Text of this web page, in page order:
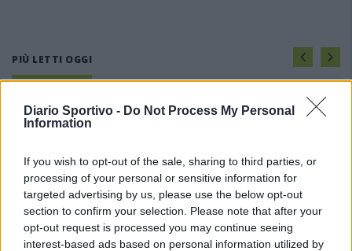
Diario Sportivo - Do Not Process My Personal
Information
If you wish to opt-out of the sale, sharing to third parties, or
processing of your personal or sensitive information for
targeted advertising by us, please use the below opt-out
section to confirm your selection. Please note that after your
opt-out request is processed you may continue seeing
interest-based ads based on personal information utilized by
PIÙ LETTI OGGI
Il Buddusò in mani sicure con Mario Fadda, il
Anche il Fasano out e le ammissioni salgono
a sei, l'Ilva è la prima società tra le non
ripescate
5 Ago 2026